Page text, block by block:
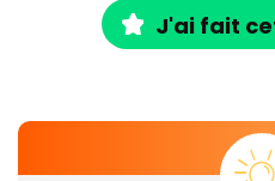
J'ai fait